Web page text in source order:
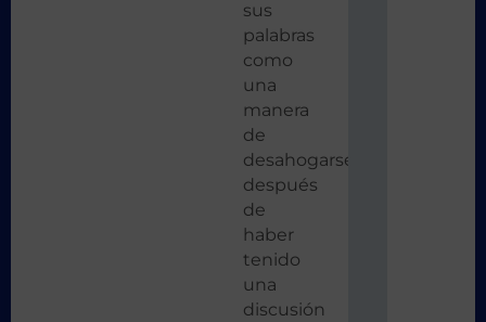
sus
palabras
como
una
manera
de
desahogarse
después
de
haber
tenido
una
discusión